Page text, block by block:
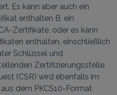
Es kann aber auch ein
enthalten B. ein
Zertifikate, oder es kann
enthalten, einschließlich
Schlüssel und
Zertifizierungsstelle.
(CSR) wird ebenfalls im
dem PKCS10-Format